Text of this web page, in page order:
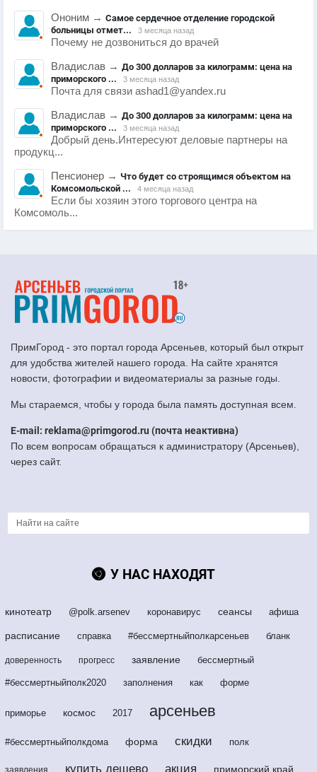
Ононим → Самое сердечное отделение городской
больницы отмет...
3 месяца назад
Почему не дозвониться до врачей
Владислав → До 300 долларов за килограмм: цена на
приморского ...
3 месяца назад
Почта для связи ashad1@yandex.ru
Владислав → До 300 долларов за килограмм: цена на
приморского ...
3 месяца назад
Добрый день.Интересуют деловые партнеры на
продукц...
Пенсионер → Что будет со строящимся объектом на
Комсомольской ...
4 месяца назад
Если бы хозяин этого торгового центра на
Комсомоль...
ПримГород - это портал города Арсеньев, который был открыт
для удобства жителей нашего города. На сайте хранятся
новости, фотографии и видеоматериалы за разные годы.
Мы стараемся, чтобы у города была память доступная всем.
E-mail: reklama@primgorod.ru (почта неактивна)
По всем вопросам обращаться к администратору (Арсеньев),
через сайт.
У НАС НАХОДЯТ
кинотеатр @polk.arsenev коронавирус сеансы афиша
расписание справка #бессмертныйполкарсеньев бланк
доверенность прогресс заявление бессмертный
#бессмертныйполк2020 заполнения как форме
приморье космос 2017 арсеньев
#бессмертныйполкдома форма скидки полк
купить дешево акция приморский край